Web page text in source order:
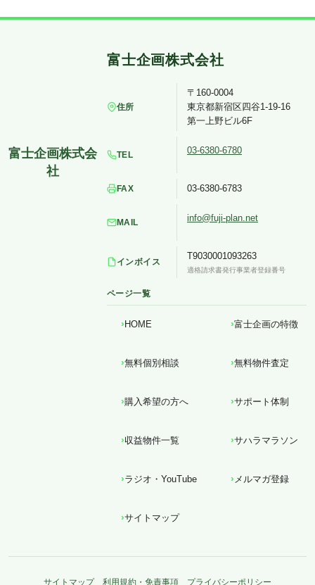
住所
〒160-0004
東京都新宿区四谷1-19-16
第一上野ビル6F
TEL 03-6380-6780
FAX 03-6380-6783
MAIL info@fuji-plan.net
インボイス
T9030001093263
適格請求書発行事業者登録番号
ページ一覧
HOME 富士企画の特徴
無料個別相談 無料物件査定
購入希望の方へ サポート体制
収益物件一覧 サハラマラソン
ラジオ・YouTube メルマガ登録
サイトマップ
サイトマップ 利用規約・免責事項 プライバシーポリシー